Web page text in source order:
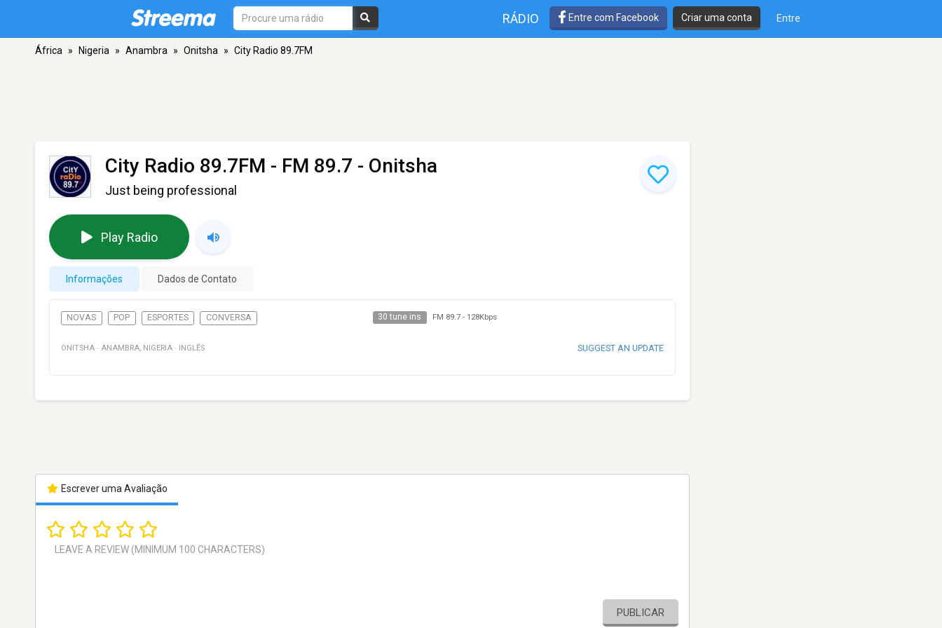
RÁDIO Entre com Facebook Criar uma conta Entre
África » Nigeria » Anambra » Onitsha » City Radio 89.7FM
City Radio 89.7FM - FM 89.7 - Onitsha
Just being professional
Play Radio
Informações Dados de Contato
NOVAS POP ESPORTES CONVERSA 30 tune ins FM 89.7- 128Kbps
ONITSHA · ANAMBRA, NIGERIA · INGLÊS SUGGEST AN UPDATE
Escrever uma Avaliação
PUBLICAR